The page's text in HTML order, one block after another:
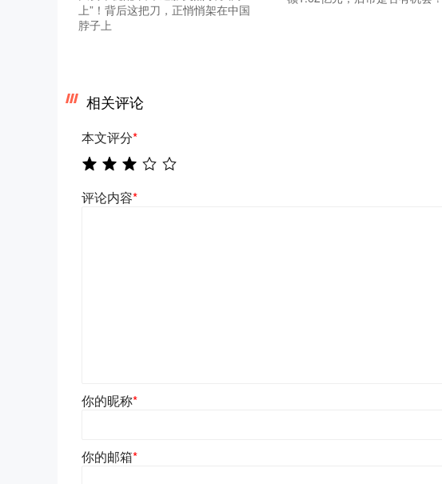
上”！背后这把刀，正悄悄架在中国
脖子上
相关评论
本文评分*
评论内容*
你的昵称*
你的邮箱*